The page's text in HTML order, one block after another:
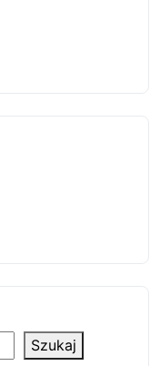
Szukaj